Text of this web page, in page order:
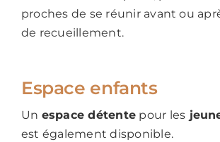
proches de se réunir avant ou
de recueillement.
Espace enfants
Un espace détente pour les
est également disponible.